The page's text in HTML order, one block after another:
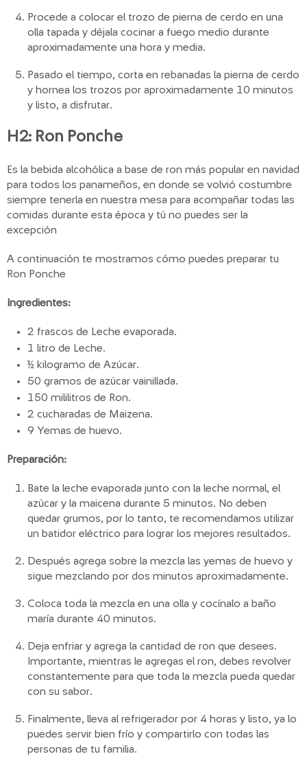
Procede a colocar el trozo de pierna de cerdo en una
olla tapada y déjala cocinar a fuego medio durante
aproximadamente una hora y media.
Pasado el tiempo, corta en rebanadas la pierna de cerdo
y hornea los trozos por aproximadamente 10 minutos
y listo, a disfrutar.
H2: Ron Ponche
Es la bebida alcohólica a base de ron más popular en navidad
para todos los panameños, en donde se volvió costumbre
siempre tenerla en nuestra mesa para acompañar todas las
comidas durante esta época y tú no puedes ser la
excepción
A continuación te mostramos cómo puedes preparar tu
Ron Ponche
Ingredientes:
2 frascos de Leche evaporada.
1 litro de Leche.
½ kilogramo de Azúcar.
50 gramos de azúcar vainillada.
150 mililitros de Ron.
2 cucharadas de Maizena.
9 Yemas de huevo.
Preparación:
Bate la leche evaporada junto con la leche normal, el
azúcar y la maicena durante 5 minutos. No deben
quedar grumos, por lo tanto, te recomendamos utilizar
un batidor eléctrico para lograr los mejores resultados.
Después agrega sobre la mezcla las yemas de huevo y
sigue mezclando por dos minutos aproximadamente.
Coloca toda la mezcla en una olla y cocínalo a baño
maría durante 40 minutos.
Deja enfriar y agrega la cantidad de ron que desees.
Importante, mientras le agregas el ron, debes revolver
constantemente para que toda la mezcla pueda quedar
con su sabor.
Finalmente, lleva al refrigerador por 4 horas y listo, ya lo
puedes servir bien frío y compartirlo con todas las
personas de tu familia.